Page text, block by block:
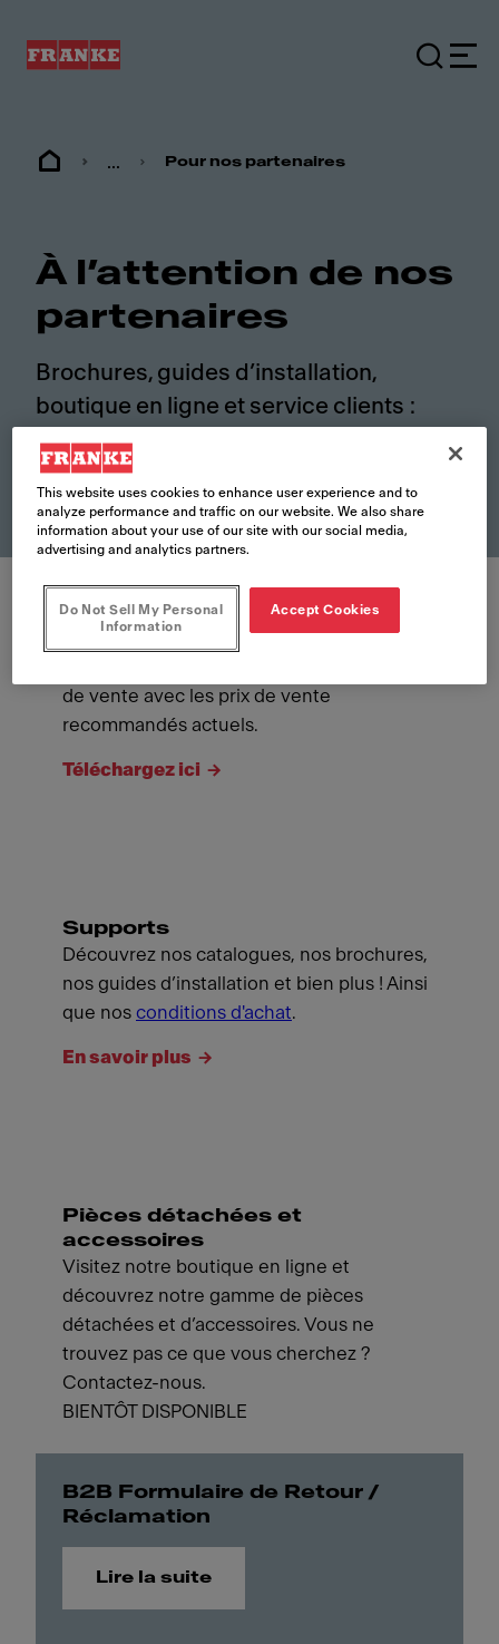
... Pour nos partenaires
À l’attention de nos
partenaires
Brochures, guides d’installation,
boutique en ligne et service clients :
nous souhaitons répondre à tous vos
besoins.
de vente avec les prix de vente
recommandés actuels.
Téléchargez ici
Supports
Découvrez nos catalogues, nos brochures,
nos guides d’installation et bien plus ! Ainsi
que nos conditions d'achat.
En savoir plus
Pièces détachées et
accessoires
Visitez notre boutique en ligne et
découvrez notre gamme de pièces
détachées et d’accessoires. Vous ne
trouvez pas ce que vous cherchez ?
Contactez-nous.
BIENTÔT DISPONIBLE
B2B Formulaire de Retour /
Réclamation
Lire la suite
This website uses cookies to enhance user experience and to
analyze performance and traffic on our website. We also share
information about your use of our site with our social media,
advertising and analytics partners.
Do Not Sell My Personal
Information
Accept Cookies